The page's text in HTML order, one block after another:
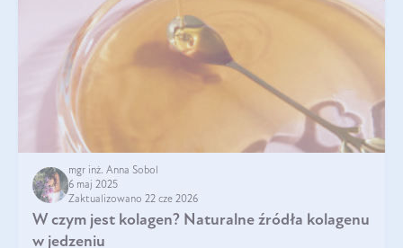
mgr inż. Anna Sobol
6 maj 2025
Zaktualizowano 22 cze 2026
W czym jest kolagen? Naturalne źródła kolagenu
w jedzeniu